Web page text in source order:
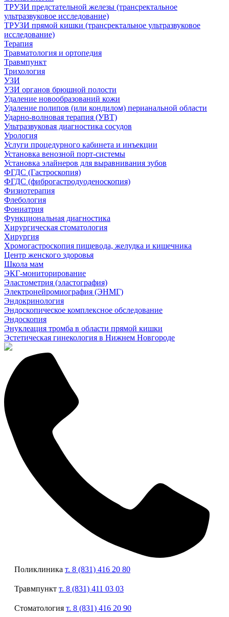
ТРУЗИ предстательной железы (трансректальное
ультразвуковое исследование)
ТРУЗИ прямой кишки (трансректальное ультразвуковое
исследование)
Терапия
Травматология и ортопедия
Травмпункт
Трихология
УЗИ
УЗИ органов брюшной полости
Удаление новообразований кожи
Удаление полипов (или кондилом) перианальной области
Ударно-волновая терапия (УВТ)
Ультразвуковая диагностика сосудов
Урология
Услуги процедурного кабинета и инъекции
Установка венозной порт-системы
Установка элайнеров для выравнивания зубов
ФГДС (Гастроскопия)
ФГДС (фиброгастродуоденоскопия)
Физиотерапия
Флебология
Фониатрия
Функциональная диагностика
Хирургическая стоматология
Хирургия
Хромогастроскопия пищевода, желудка и кишечника
Центр женского здоровья
Школа мам
ЭКГ-мониторирование
Эластометрия (эластография)
Электронейромиография (ЭНМГ)
Эндокринология
Эндоскопическое комплексное обследование
Эндоскопия
Энуклеация тромба в области прямой кишки
Эстетическая гинекология в Нижнем Новгороде
Поликлиника т. 8 (831) 416 20 80
Травмпункт т. 8 (831) 411 03 03
Стоматология т. 8 (831) 416 20 90